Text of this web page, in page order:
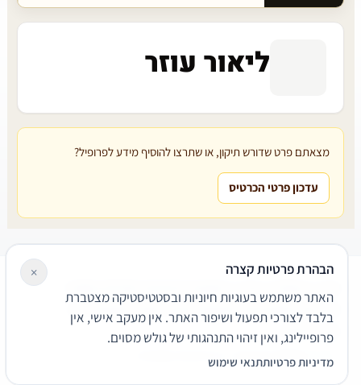
ליאור עוזר
מצאתם פרט שדורש תיקון, או שתרצו להוסיף מידע לפרופיל?
עדכון פרטי הכרטיס
שירותים משפטיים
דרושים צור קשר נגישותפרטיות
תנאי שימוש
© 2026 הפירמה. כל הזכויות שמורות.
הבהרת פרטיות קצרה
האתר משתמש בעוגיות חיוניות ובסטטיסטיקה מצטברת
בלבד לצורכי תפעול ושיפור האתר. אין מעקב אישי, אין
פרופיילינג, ואין זיהוי התנהגותי של גולש מסוים.
מדיניות פרטיותתנאי שימוש
×